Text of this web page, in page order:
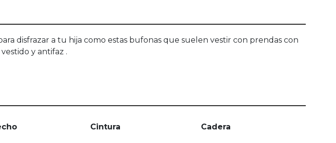
disfrazar a tu hija como estas bufonas que suelen vestir con prendas con
y antifaz .
Cintura Cadera